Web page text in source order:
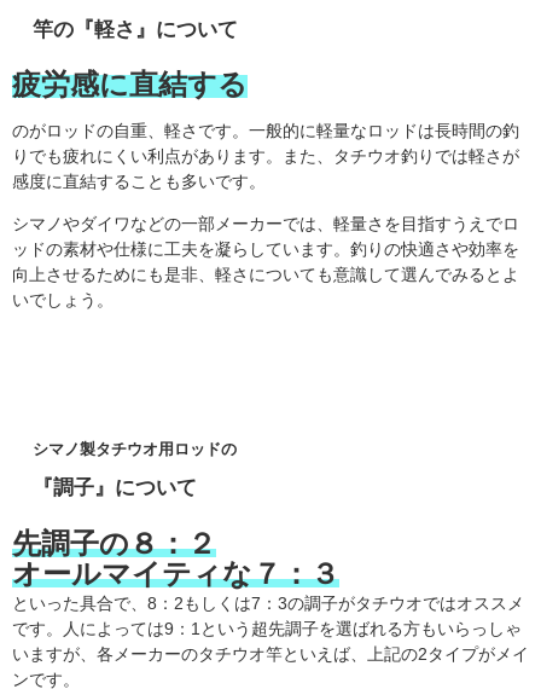
竿の『軽さ』について
疲労感に直結する
のがロッドの自重、軽さです。一般的に軽量なロッドは長時間の釣
りでも疲れにくい利点があります。また、タチウオ釣りでは軽さが
感度に直結することも多いです。
シマノやダイワなどの一部メーカーでは、軽量さを目指すうえでロ
ッドの素材や仕様に工夫を凝らしています。釣りの快適さや効率を
向上させるためにも是非、軽さについても意識して選んでみるとよ
いでしょう。
シマノ製タチウオ用ロッドの
『調子』について
先調子の８：２
オールマイティな７：３
といった具合で、8：2もしくは7：3の調子がタチウオではオススメ
です。人によっては9：1という超先調子を選ばれる方もいらっしゃ
いますが、各メーカーのタチウオ竿といえば、上記の2タイプがメイ
ンです。